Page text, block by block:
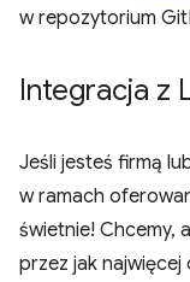
w repozytorium
Integracja z
Jeśli jesteś firmą
w ramach
świetnie! Chcemy,
przez jak najwięcej